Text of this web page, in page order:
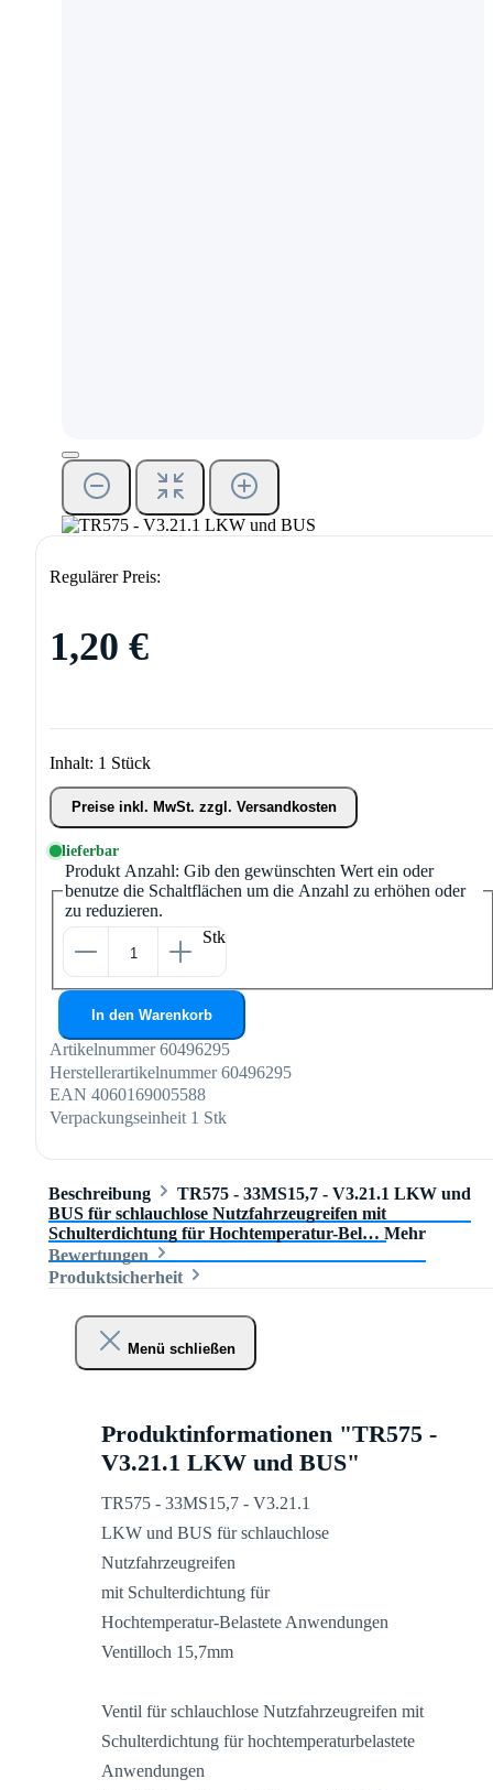
Regulärer Preis:
1,20 €
Inhalt: 1 Stück
Preise inkl. MwSt. zzgl. Versandkosten
lieferbar
Produkt Anzahl: Gib den gewünschten Wert ein oder
benutze die Schaltflächen um die Anzahl zu erhöhen oder
zu reduzieren.
Stk
In den Warenkorb
Artikelnummer 60496295
Herstellerartikelnummer 60496295
EAN 4060169005588
Verpackungseinheit 1 Stk
Beschreibung
TR575 - 33MS15,7 - V3.21.1 LKW und
BUS für schlauchlose Nutzfahrzeugreifen mit
Schulterdichtung für Hochtemperatur-Bel… Mehr
Bewertungen
Produktsicherheit
Menü schließen
Produktinformationen "TR575 -
V3.21.1 LKW und BUS"
TR575 - 33MS15,7 - V3.21.1
LKW und BUS für schlauchlose
Nutzfahrzeugreifen
mit Schulterdichtung für
Hochtemperatur-Belastete Anwendungen
Ventilloch 15,7mm
Ventil für schlauchlose Nutzfahrzeugreifen mit
Schulterdichtung für hochtemperaturbelastete
Anwendungen